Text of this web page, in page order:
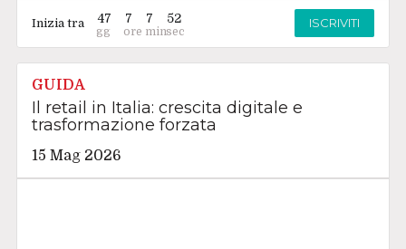
Inizia tra 47 7 7 50 ISCRIVITI
GUIDA
Il retail in Italia: crescita digitale e
trasformazione forzata
15 Mag 2026